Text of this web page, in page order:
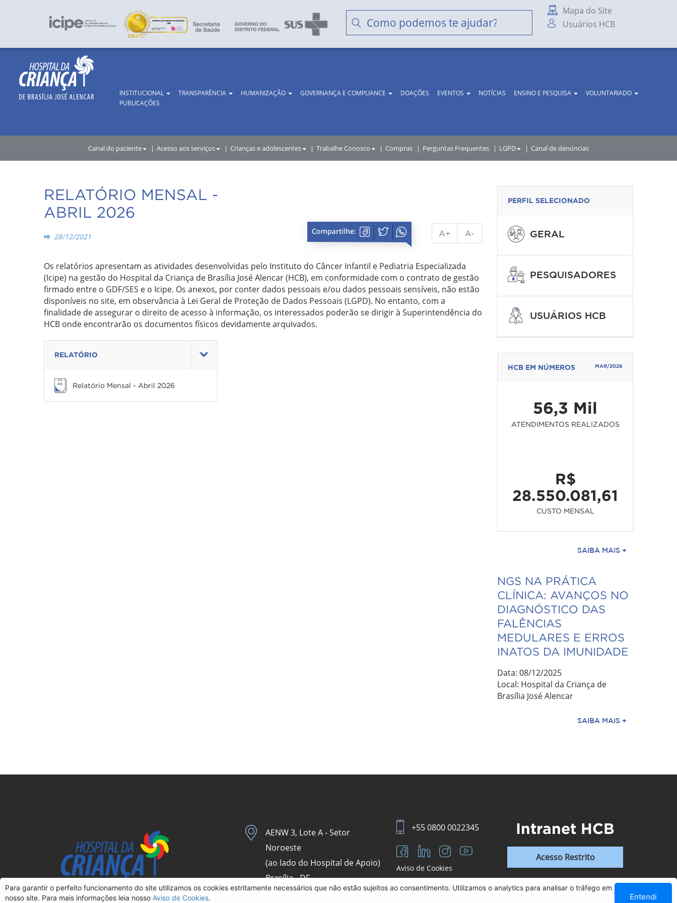
Mapa do Site
Usuários HCB
INSTITUCIONAL TRANSPARÊNCIA HUMANIZAÇÃO GOVERNANÇA E COMPLIANCE DOAÇÕES EVENTOS NOTÍCIAS ENSINO E PESQUISA
VOLUNTARIADO
PUBLICAÇÕES
Canal do paciente Acesso aos serviços Crianças e adolescentes Trabalhe Conosco Compras Perguntas Frequentes LGPD Canal de denúncias
RELATÓRIO MENSAL -
ABRIL 2026
28/12/2021 A+ A-
Os relatórios apresentam as atividades desenvolvidas pelo Instituto do Câncer Infantil e Pediatria Especializada
(Icipe) na gestão do Hospital da Criança de Brasília José Alencar (HCB), em conformidade com o contrato de gestão
firmado entre o GDF/SES e o Icipe. Os anexos, por conter dados pessoais e/ou dados pessoais sensíveis, não estão
disponíveis no site, em observância à Lei Geral de Proteção de Dados Pessoais (LGPD). No entanto, com a
finalidade de assegurar o direito de acesso à informação, os interessados poderão se dirigir à Superintendência do
HCB onde encontrarão os documentos físicos devidamente arquivados.
RELATÓRIO
Relatório Mensal - Abril 2026
PERFIL SELECIONADO
GERAL
PESQUISADORES
USUÁRIOS HCB
HCB EM NÚMEROS MAR/2026
56,3 Mil
ATENDIMENTOS REALIZADOS
R$
28.550.081,61
CUSTO MENSAL
SAIBA MAIS +
NGS NA PRÁTICA
CLÍNICA: AVANÇOS NO
DIAGNÓSTICO DAS
FALÊNCIAS
MEDULARES E ERROS
INATOS DA IMUNIDADE
Data: 08/12/2025
Local: Hospital da Criança de
Brasília José Alencar
SAIBA MAIS +
AENW 3, Lote A - Setor
Noroeste
(ao lado do Hospital de Apoio)
Brasília - DF.
CEP 70.684-831
+55 0800 0022345
Aviso de Cookies
Intranet HCB
Acesso Restrito
Para garantir o perfeito funcionamento do site utilizamos os cookies estritamente necessários que não estão sujeitos ao consentimento. Utilizamos o analytics para analisar o tráfego em
nosso site. Para mais informações leia nosso Aviso de Cookies. Entendi